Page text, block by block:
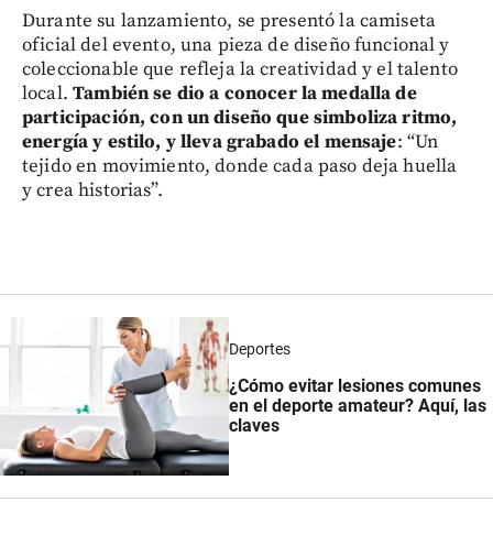
Durante su lanzamiento, se presentó la camiseta
oficial del evento, una pieza de diseño funcional y
coleccionable que refleja la creatividad y el talento
local.También se dio a conocer la medalla de
participación, con un diseño que simboliza ritmo,
energía y estilo, y lleva grabado el mensaje: “Un
tejido en movimiento, donde cada paso deja huella
y crea historias”.
Deportes
¿Cómo evitar lesiones comunes
en el deporte amateur? Aquí, las
claves